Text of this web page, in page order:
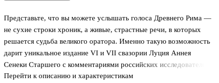
Представьте, что вы можете услышать голоса Древнего Рима —
не сухие строки хроник, а живые, страстные речи, в которых
решается судьба великого оратора. Именно такую возможность
дарит уникальное издание VI и VII свазории Луция Аннея
Сенеки Старшего с комментариями российских исследователей.
Перейти к описанию и характеристикам